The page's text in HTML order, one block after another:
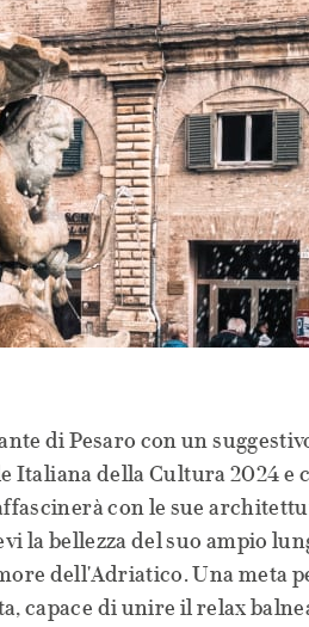
di Pesaro con un
Italiana della Cultura 2024 e
con le sue
la bellezza del suo ampio
dell'Adriatico. Una meta
capace di unire il relax